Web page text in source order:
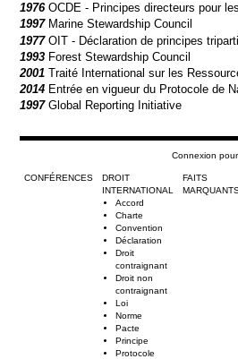
1976OCDE - Principes directeurs pour
1997 Marine Stewardship Council
1977OIT - Déclaration de principes
1993 Forest Stewardship Council
2001Traité International sur les
2014 Entrée en vigueur du Protocole de
1997Global Reporting Initiative
Connexion
CONFÉRENCES
DROIT
INTERNATIONAL
Accord
Charte
Convention
Déclaration
Droit
contraignant
Droit non
contraignant
Loi
Norme
Pacte
Principe
Protocole
FAITS